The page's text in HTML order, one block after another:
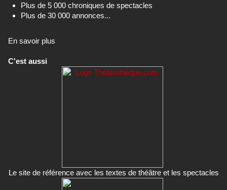
Plus de 5 000 chroniques de spectacles
Plus de 30 000 annonces...
En savoir plus
C'est aussi
Le site de référence avec les textes de théâtre et les spectacles